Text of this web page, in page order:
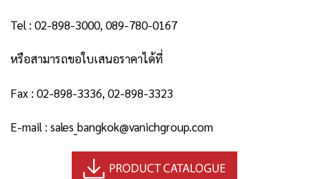
Tel : 02-898-3000, 089-780-0167
หรือสามารถขอใบเสนอราคาได้ที่
Fax : 02-898-3336, 02-898-3323
E-mail : sales_bangkok@vanichgroup.com